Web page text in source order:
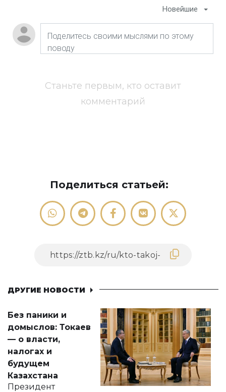
Новейшие
Станьте первым, кто оставит
комментарий
Поделиться статьей:
ДРУГИЕ НОВОСТИ
Без паники и
домыслов: Токаев
— о власти,
налогах и
будущем
Казахстана
Президент